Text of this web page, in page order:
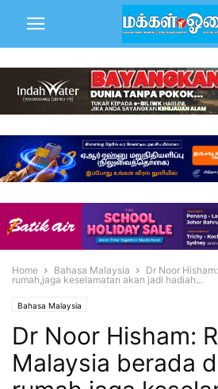
Home Bahasa Malaysia
Dr Noor
rumah,jaga keselamatan akan jadi hadiah...
Bahasa Malaysia
Dr Noor Hisham:
Malaysia berada